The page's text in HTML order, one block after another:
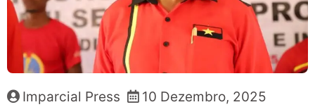
Imparcial Press 10 Dezembro, 2025